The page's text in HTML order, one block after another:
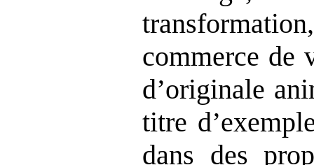
commerce de
d’originale
titre
dans des